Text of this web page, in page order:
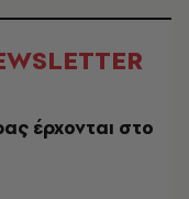
έρχονται στο